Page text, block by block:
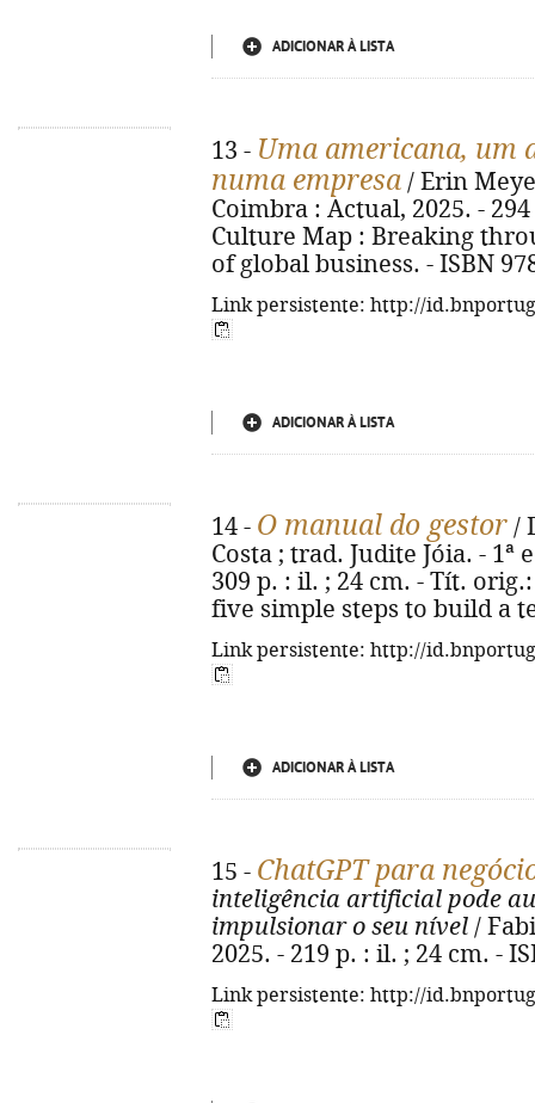
ADICIONAR À LISTA
13 - Uma americana, um
numa empresa / Erin
Coimbra : Actual, 2025. -
Culture Map : Breaking
of global business. - ISBN
Link persistente: http://
ADICIONAR À LISTA
14 - O manual do gestor /
Costa ; trad. Judite Jóia. - 1ª
309 p. : il. ; 24 cm. - Tít.
five simple steps to build a
Link persistente: http://
ADICIONAR À LISTA
15 - ChatGPT para
inteligência artificial pode
impulsionar o seu nível /
2025. - 219 p. : il. ; 24 cm. -
Link persistente: http://